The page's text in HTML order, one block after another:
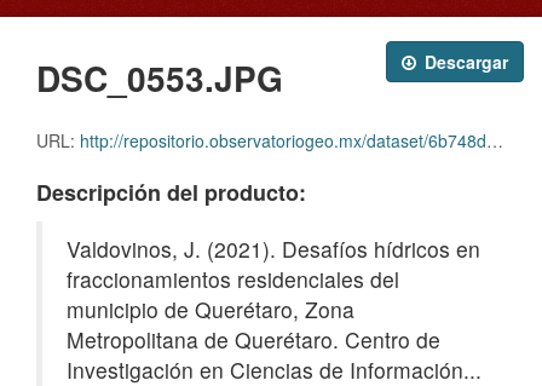
Descargar
DSC_0553.JPG
URL: http://repositorio.observatoriogeo.mx/dataset/6b748d6a-03fc-4c28-a627-9b3adfc6a668/resource/e86418f7-0f2c-4b26-ad6f-542ec3893e02/download/dsc_0553.jpg
Descripción del producto:
Valdovinos, J. (2021). Desafíos hídricos en
fraccionamientos residenciales del
municipio de Querétaro, Zona
Metropolitana de Querétaro. Centro de
Investigación en Ciencias de Información...